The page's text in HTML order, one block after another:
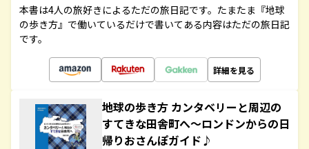
本書は4人の旅好きによるただの旅日記です。たまたま『地球
の歩き方』で働いているだけで書いてある内容はただの旅日記
です。
詳細を見る
地球の歩き方 カンタベリーと周辺の
すてきな田舎町へ～ロンドンからの日
帰りおさんぽガイド♪